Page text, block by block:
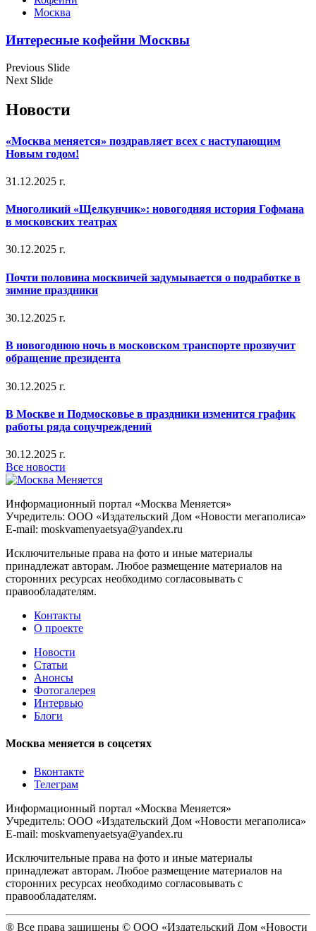
Москва
Интересные кофейни Москвы
Previous Slide
Next Slide
Новости
«Москва меняется» поздравляет всех с наступающим
Новым годом!
31.12.2025 г.
Многоликий «Щелкунчик»: новогодняя история Гофмана
в московских театрах
30.12.2025 г.
Почти половина москвичей задумывается о подработке в
зимние праздники
30.12.2025 г.
В новогоднюю ночь в московском транспорте прозвучит
обращение президента
30.12.2025 г.
В Москве и Подмосковье в праздники изменится график
работы ряда соцучреждений
30.12.2025 г.
Все новости
Информационный портал «Москва Меняется»
Учредитель: ООО «Издательский Дом «Новости мегаполиса»
E-mail: moskvamenyaetsya@yandex.ru
Исключительные права на фото и иные материалы
принадлежат авторам. Любое размещение материалов на
сторонних ресурсах необходимо согласовывать с
правообладателям.
Контакты
О проекте
Новости
Статьи
Анонсы
Фотогалерея
Интервью
Блоги
Москва меняется в соцсетях
Вконтакте
Телеграм
Информационный портал «Москва Меняется»
Учредитель: ООО «Издательский Дом «Новости мегаполиса»
E-mail: moskvamenyaetsya@yandex.ru
Исключительные права на фото и иные материалы
принадлежат авторам. Любое размещение материалов на
сторонних ресурсах необходимо согласовывать с
правообладателям.
® Все права защищены © ООО «Издательский Дом «Новости